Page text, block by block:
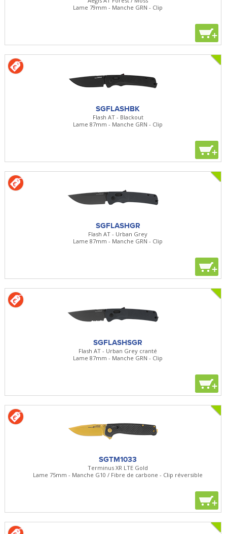
Lame 79mm - Manche GRN - Clip
+
SGFLASHBK
Flash AT - Blackout
Lame 87mm - Manche GRN - Clip
+
SGFLASHGR
Flash AT - Urban Grey
Lame 87mm - Manche GRN - Clip
+
SGFLASHSGR
Flash AT - Urban Grey cranté
Lame 87mm - Manche GRN - Clip
+
SGTM1033
Terminus XR LTE Gold
Lame 75mm - Manche G10 / Fibre de carbone - Clip réversible
+